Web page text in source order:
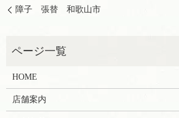
障子 張替 和歌山市
HOME
店舗案内